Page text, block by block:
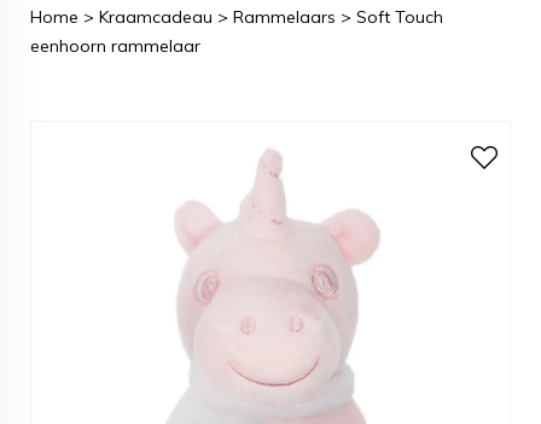
Home > Kraamcadeau > Rammelaars > Soft Touch
eenhoorn rammelaar